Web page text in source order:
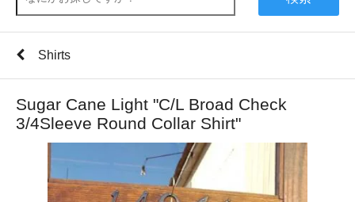
Shirts
Sugar Cane Light "C/L Broad Check
3/4Sleeve Round Collar Shirt"